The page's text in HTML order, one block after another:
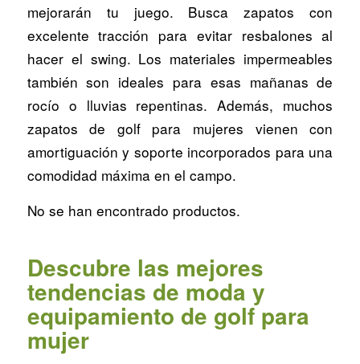
mejorarán tu juego. Busca zapatos con
excelente tracción para evitar resbalones al
hacer el swing. Los materiales impermeables
también son ideales para esas mañanas de
rocío o lluvias repentinas. Además, muchos
zapatos de golf para mujeres vienen con
amortiguación y soporte incorporados para una
comodidad máxima en el campo.
No se han encontrado productos.
Descubre las mejores
tendencias de moda y
equipamiento de golf para
mujer